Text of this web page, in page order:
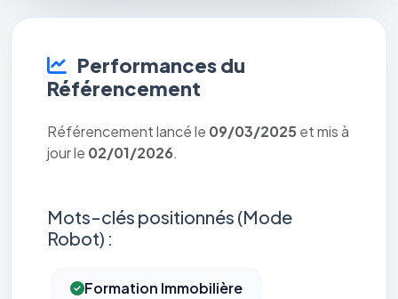
Performances du
Référencement
Référencement lancé le 09/03/2025 et mis à
jour le 02/01/2026.
Mots-clés positionnés (Mode
Robot) :
Formation Immobilière